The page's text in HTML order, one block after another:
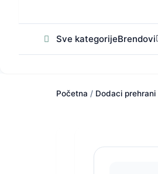
Sve kategorijeBrendovi
Početna / Dodaci prehrani